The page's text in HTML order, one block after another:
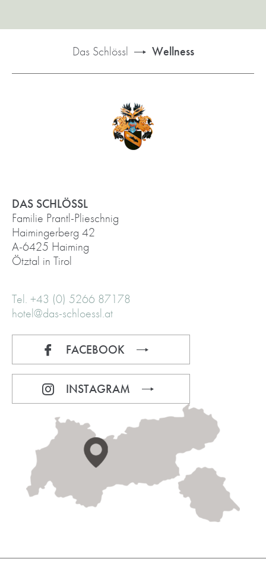
Das Schlössl Wellness
DAS SCHLÖSSL
Familie Prantl-Plieschnig
Haimingerberg 42
A-6425 Haiming
Ötztal in Tirol
Tel. +43 (0) 5266 87178
hotel@das-schloessl.at
FACEBOOK
INSTAGRAM